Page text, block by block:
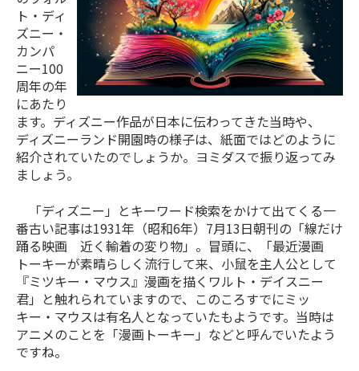
ト・ディ
ズニー・
カンパ
ニー100
周年の年
にあたり
ます。ディズニー作品が日本に伝わってきた当時や、
ディズニーランド開園時の様子は、紙面ではどのように
紹介されていたのでしょうか。ヨミダスで振り返ってみ
ましょう。
「ディズニー」とキーワード検索をかけて出てくる一
番古い記事は1931年（昭和6年）7月13日朝刊の「線だけ
踊る映画 近く輸着の変り物」。冒頭に、「最近漫画
トーキーが素晴らしく流行して来、小鼠を主人公として
『ミツキー・マウス』漫画を描くワルト・デイスニー
君」と触れられていますので、このころすでにミッ
キー・マウスは有名人となっていたもようです。当時は
アニメのことを「漫画トーキー」などと呼んでいたよう
ですね。